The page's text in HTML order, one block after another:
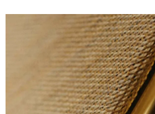
Bilde av arrangement